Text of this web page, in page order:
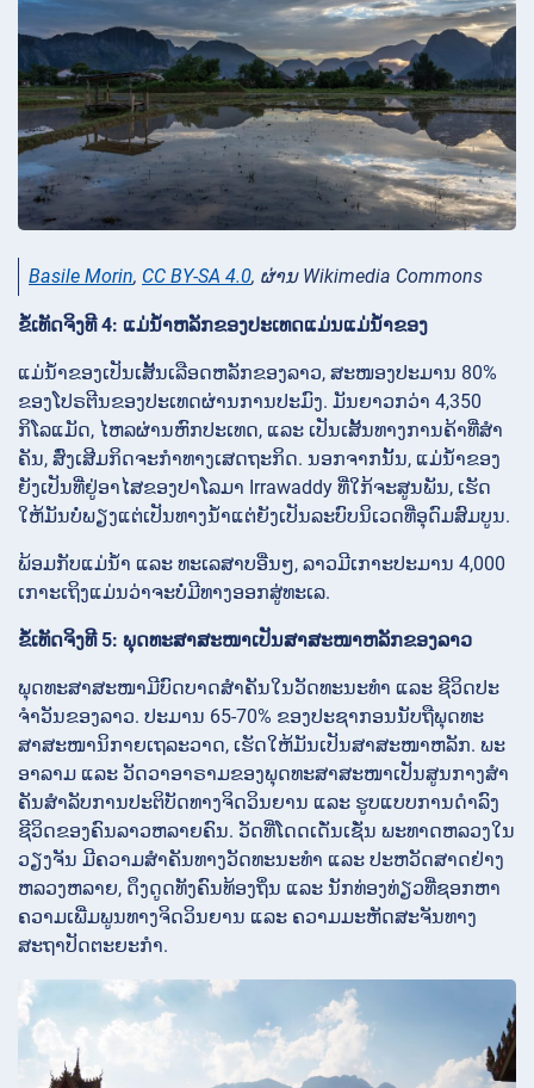
Basile Morin, CC BY-SA 4.0, ຜ່ານ Wikimedia Commons
ຂໍ້ເທັດຈິງທີ 4: ແມ່ນ້ຳຫລັກຂອງປະເທດແມ່ນແມ່ນ້ຳຂອງ
ແມ່ນ້ຳຂອງເປັນເສັ້ນເລືອດຫລັກຂອງລາວ, ສະໜອງປະມານ 80%
ຂອງໂປຣຕີນຂອງປະເທດຜ່ານການປະມົງ. ມັນຍາວກວ່າ 4,350
ກິໂລແມັດ, ໄຫລຜ່ານຫົກປະເທດ, ແລະ ເປັນເສັ້ນທາງການຄ້າທີ່ສໍາ
ຄັນ, ສົ່ງເສີມກິດຈະກໍາທາງເສດຖະກິດ. ນອກຈາກນັ້ນ, ແມ່ນ້ຳຂອງ
ຍັງເປັນທີ່ຢູ່ອາໄສຂອງປາໂລມາ Irrawaddy ທີ່ໃກ້ຈະສູນພັນ, ເຮັດ
ໃຫ້ມັນບໍ່ພຽງແຕ່ເປັນທາງນ້ຳແຕ່ຍັງເປັນລະບົບນິເວດທີ່ອຸດົມສົມບູນ.
ພ້ອມກັບແມ່ນ້ຳ ແລະ ທະເລສາບອື່ນໆ, ລາວມີເກາະປະມານ 4,000
ເກາະເຖິງແມ່ນວ່າຈະບໍ່ມີທາງອອກສູ່ທະເລ.
ຂໍ້ເທັດຈິງທີ 5: ພຸດທະສາສະໜາເປັນສາສະໜາຫລັກຂອງລາວ
ພຸດທະສາສະໜາມີບົດບາດສໍາຄັນໃນວັດທະນະທໍາ ແລະ ຊີວິດປະ
ຈໍາວັນຂອງລາວ. ປະມານ 65-70% ຂອງປະຊາກອນນັບຖືພຸດທະ
ສາສະໜານິກາຍເຖລະວາດ, ເຮັດໃຫ້ມັນເປັນສາສະໜາຫລັກ. ພະ
ອາລາມ ແລະ ວັດວາອາຣາມຂອງພຸດທະສາສະໜາເປັນສູນກາງສໍາ
ຄັນສໍາລັບການປະຕິບັດທາງຈິດວິນຍານ ແລະ ຮູບແບບການດໍາລົງ
ຊີວິດຂອງຄົນລາວຫລາຍຄົນ. ວັດທີ່ໂດດເດັ່ນເຊັ່ນ ພະທາດຫລວງໃນ
ວຽງຈັນ ມີຄວາມສໍາຄັນທາງວັດທະນະທໍາ ແລະ ປະຫວັດສາດຢ່າງ
ຫລວງຫລາຍ, ດຶງດູດທັງຄົນທ້ອງຖິ່ນ ແລະ ນັກທ່ອງທ່ຽວທີ່ຊອກຫາ
ຄວາມເພີ່ມພູນທາງຈິດວິນຍານ ແລະ ຄວາມມະຫັດສະຈັນທາງ
ສະຖາປັດຕະຍະກໍາ.